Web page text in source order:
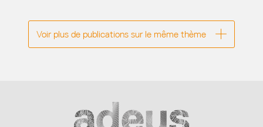
Voir plus de publications sur le même thème